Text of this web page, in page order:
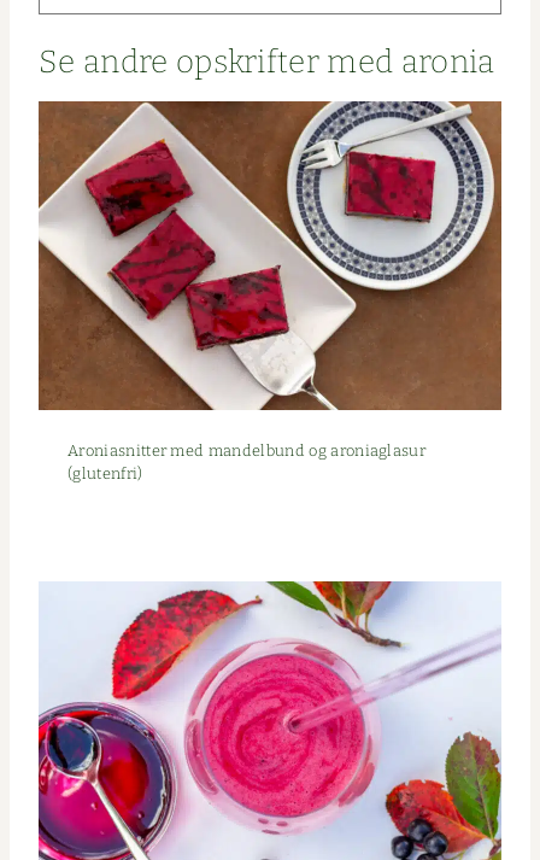
Se andre opskrifter med aronia
Aro­ni­as­nit­ter med man­del­bund og aro­nia­glasur
(gluten­fri)